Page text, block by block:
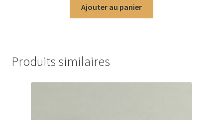
Ajouter au panier
Produits similaires